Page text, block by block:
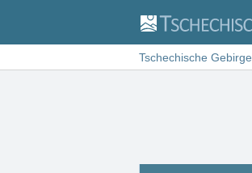
Tschechische Gebirge